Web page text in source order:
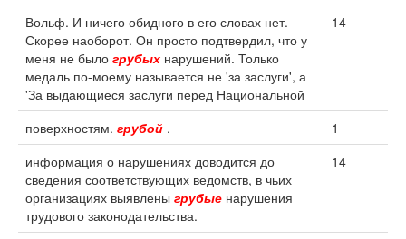
Вольф. И ничего обидного в его словах нет.
Скорее наоборот. Он просто подтвердил, что у
меня не было грубых нарушений. Только
медаль по-моему называется не 'за заслуги', а
'За выдающиеся заслуги перед Национальной
14
поверхностям. грубой .
1
информация о нарушениях доводится до
сведения соответствующих ведомств, в чьих
организациях выявлены грубые нарушения
трудового законодательства.
14